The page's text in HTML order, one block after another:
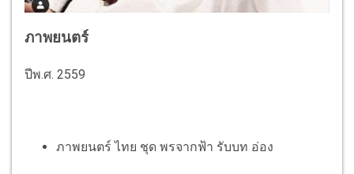
ภาพยนตร์
ปีพ.ศ. 2559
ภาพยนตร์ ไทย ชุด พรจากฟ้า รับบท อ่อง